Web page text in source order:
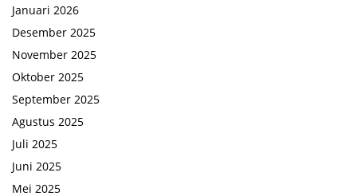
Januari 2026
Desember 2025
November 2025
Oktober 2025
September 2025
Agustus 2025
Juli 2025
Juni 2025
Mei 2025